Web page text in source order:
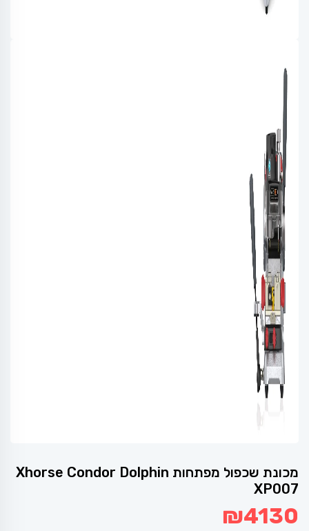
מכונת שכפול מפתחות Xhorse Condor Dolphin
XP007
₪4130